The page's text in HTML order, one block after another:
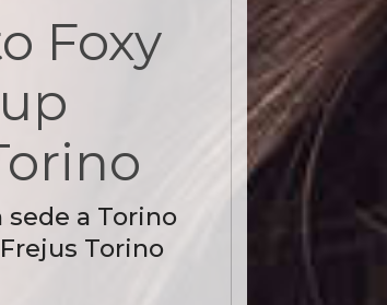
Foxy
a Torino
Torino